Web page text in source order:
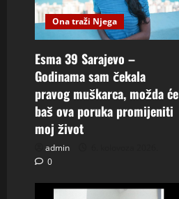
Ona traži Njega
Esma 39 Sarajevo –
Godinama sam čekala
pravog muškarca, možda će
baš ova poruka promijeniti
moj život
admin
0